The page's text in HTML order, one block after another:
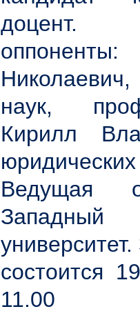
доцент.
Николаевич,
наук,
Кирилл
Ведущая
Западный
состоится
11.00